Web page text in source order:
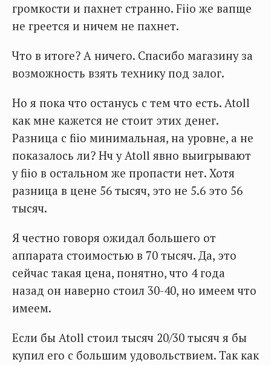
громкости и пахнет странно. Fiio же вапще
не греется и ничем не пахнет.
Что в итоге? А ничего. Спасибо магазину за
возможность взять технику под залог.
Но я пока что останусь с тем что есть. Atoll
как мне кажется не стоит этих денег.
Разница с fiio минимальная, на уровне, а не
показалось ли? Нч у Atoll явно выигрывают
у fiio в остальном же пропасти нет. Хотя
разница в цене 56 тысяч, это не 5.6 это 56
тысяч.
Я честно говоря ожидал большего от
аппарата стоимостью в 70 тысяч. Да, это
сейчас такая цена, понятно, что 4 года
назад он наверно стоил 30-40, но имеем что
имеем.
Если бы Atoll стоил тысяч 20/30 тысяч я бы
купил его с большим удовольствием. Так как